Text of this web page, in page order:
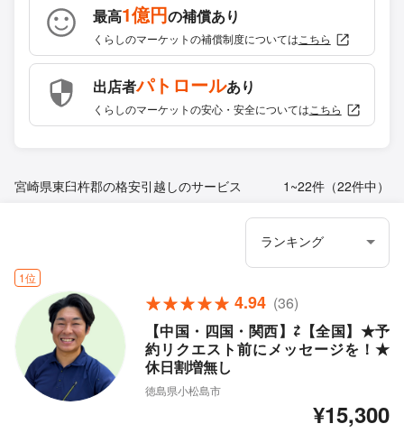
最高1億円の補償あり
くらしのマーケットの補償制度については こちら
出店者パトロールあり
くらしのマーケットの安心・安全については こちら
宮崎県東臼杵郡の格安引越しのサービス 1~22件（22件中）
1位
4.94 (36)
【中国・四国・関西】⇄【全国】★予
約リクエスト前にメッセージを！★
休日割増無し
徳島県小松島市
¥15,300